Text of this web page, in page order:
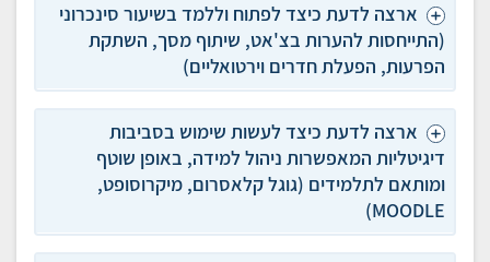
ארצה לדעת כיצד לפתוח וללמד בשיעור סינכרוני
(התייחסות להערות בצ'אט, שיתוף מסך, השתקת
הפרעות, הפעלת חדרים וירטואליים)
ארצה לדעת כיצד לעשות שימוש בסביבות
דיגיטליות המאפשרות ניהול למידה, באופן שוטף
ומותאם לתלמידים (גוגל קלאסרום, מיקרוסופט,
MOODLE)